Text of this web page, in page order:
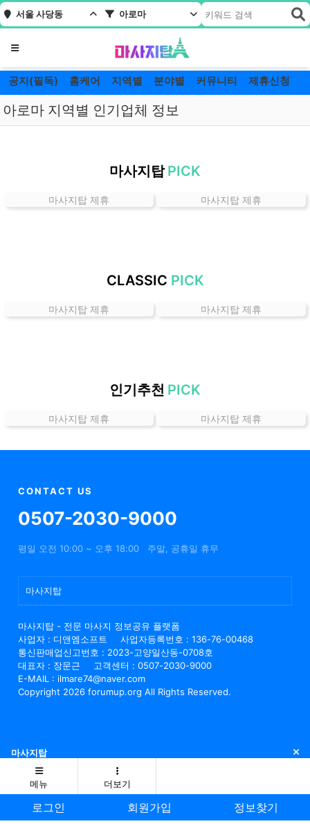
서울 사당동 아로마
메뉴
공지(필독) 홈케어 지역별 분야별 커뮤니티 제휴신청
아로마 지역별 인기업체 정보
동
곳
인
보
마사지탑 PICK
마사지탑 제휴 마사지탑 제휴
CLASSIC PICK
마사지탑 제휴 마사지탑 제휴
인기추천 PICK
마사지탑 제휴 마사지탑 제휴
CONTACT US
0507-2030-9000
평일 오전 10:00 ~ 오후 18:00 주말, 공휴일 휴무
마사지탑
마사지탑 - 전문 마사지 정보공유 플랫폼
사업자 : 디앤엠소프트
사업자등록번호 : 136-76-00468
통신판매업신고번호 : 2023-고양일산동-0708호
대표자 : 장문근
고객센터 : 0507-2030-9000
E-MAIL : ilmare74@naver.com
Copyright 2026 forumup.org All Rights Reserved.
마사지탑 닫
메뉴 더보기
로그인 회원가입 정보찾기